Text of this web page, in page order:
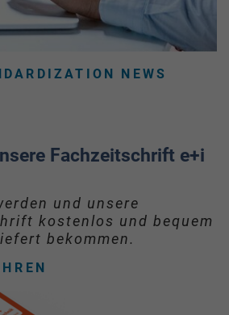
NEWS
Fachzeitschrift e+i
und unsere
kostenlos und bequem
bekommen.